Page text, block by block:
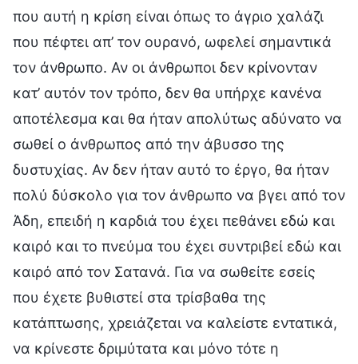
που αυτή η κρίση είναι όπως το άγριο χαλάζι
που πέφτει απ’ τον ουρανό, ωφελεί σημαντικά
τον άνθρωπο. Αν οι άνθρωποι δεν κρίνονταν
κατ’ αυτόν τον τρόπο, δεν θα υπήρχε κανένα
αποτέλεσμα και θα ήταν απολύτως αδύνατο να
σωθεί ο άνθρωπος από την άβυσσο της
δυστυχίας. Αν δεν ήταν αυτό το έργο, θα ήταν
πολύ δύσκολο για τον άνθρωπο να βγει από τον
Άδη, επειδή η καρδιά του έχει πεθάνει εδώ και
καιρό και το πνεύμα του έχει συντριβεί εδώ και
καιρό από τον Σατανά. Για να σωθείτε εσείς
που έχετε βυθιστεί στα τρίσβαθα της
κατάπτωσης, χρειάζεται να καλείστε εντατικά,
να κρίνεστε δριμύτατα και μόνο τότε η